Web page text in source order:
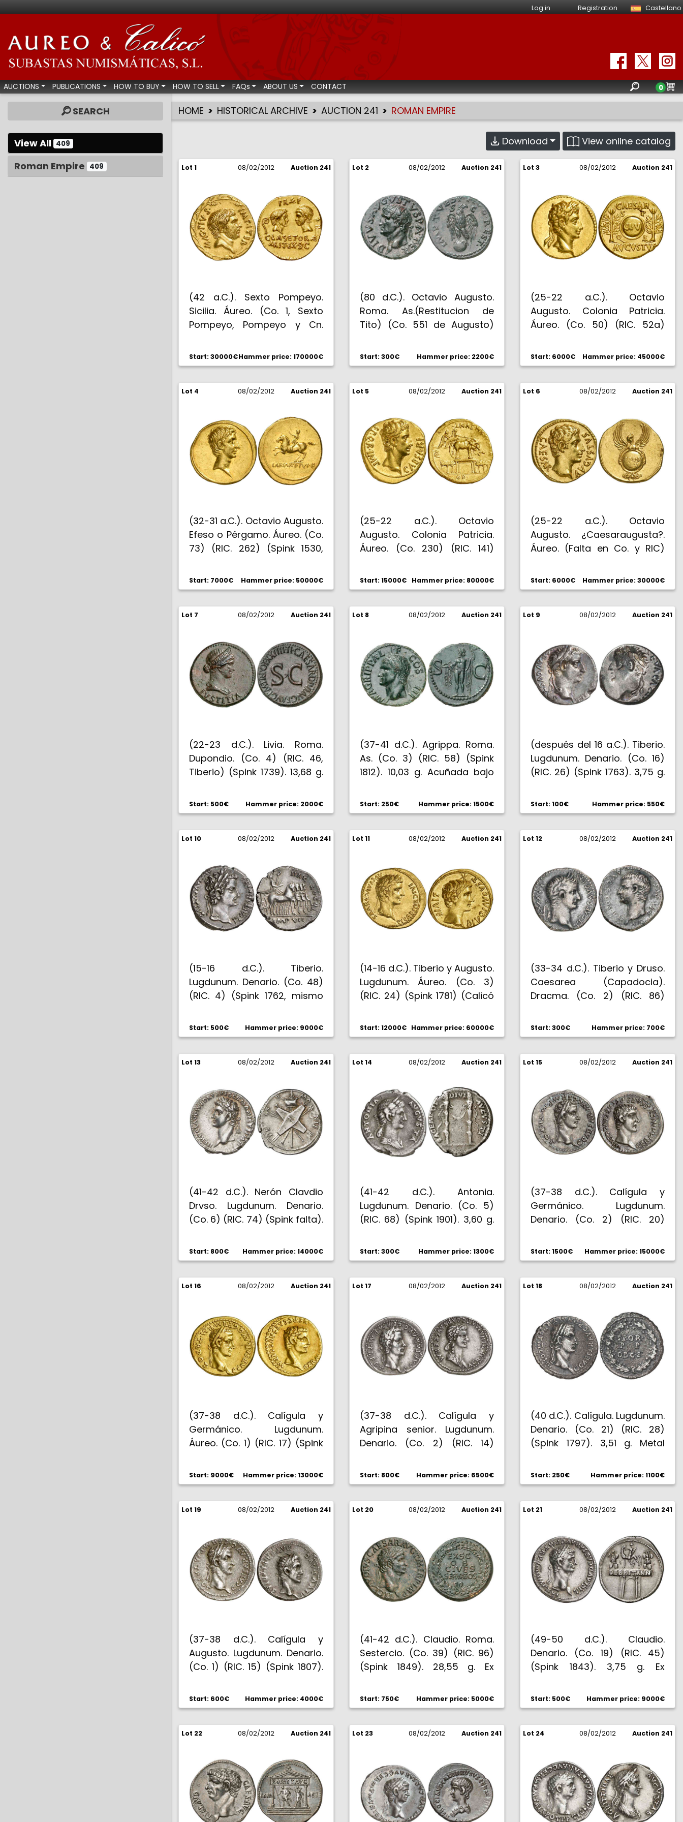
Log in Registration Castellano
Aureo & Calicó - Numismatic auctions
AUCTIONS PUBLICATIONS HOW TO BUY HOW TO SELL FAQs ABOUT US CONTACT 0
SEARCH
View All 409
Roman Empire 409
HOME HISTORICAL ARCHIVE AUCTION 241 ROMAN EMPIRE
Download View online catalog
Lot 1 08/02/2012 Auction 241
(42 a.C.). Sexto Pompeyo.
Sicilia. Áureo. (Co. 1, Sexto
Pompeyo, Pompeyo y Cn.
(Calicó 71). 7,95 g. Muy bella.
Rarísima. EBC+.
Start: 30000€Hammer price: 170000€
Lot 2 08/02/2012 Auction 241
(80 d.C.). Octavio Augusto.
Roma. As.(Restitucion de
Tito) (Co. 551 de Augusto)
Pátina verde oscuro. Muy
bella. EBC.
Start: 300€ Hammer price: 2200€
Lot 3 08/02/2012 Auction 241
(25-22 a.C.). Octavio
Augusto. Colonia Patricia.
Áureo. (Co. 50) (RIC. 52a)
7,73 g. Rara. EBC/EBC-.
Start: 6000€ Hammer price: 45000€
Lot 4 08/02/2012 Auction 241
(32-31 a.C.). Octavio Augusto.
Efeso o Pérgamo. Áureo. (Co.
73) (RIC. 262) (Spink 1530,
187). 7,66 g. Ex NFA 11/90 #318.
Bella. Rara. EBC.
Start: 7000€ Hammer price: 50000€
Lot 5 08/02/2012 Auction 241
(25-22 a.C.). Octavio
Augusto. Colonia Patricia.
Áureo. (Co. 230) (RIC. 141)
7,83 g. Bella. Rarísima. EBC.
Start: 15000€ Hammer price: 80000€
Lot 6 08/02/2012 Auction 241
(25-22 a.C.). Octavio
Augusto. ¿Caesaraugusta?.
Áureo. (Falta en Co. y RIC)
Rara. EBC+/EBC-.
Start: 6000€ Hammer price: 30000€
Lot 7 08/02/2012 Auction 241
(22-23 d.C.). Livia. Roma.
Dupondio. (Co. 4) (RIC. 46,
Tiberio) (Spink 1739). 13,68 g.
escasa. EBC.
Start: 500€ Hammer price: 2000€
Lot 8 08/02/2012 Auction 241
(37-41 d.C.). Agrippa. Roma.
As. (Co. 3) (RIC. 58) (Spink
1812). 10,03 g. Acuñada bajo
oscuro. Bella. EBC.
Start: 250€ Hammer price: 1500€
Lot 9 08/02/2012 Auction 241
(después del 16 a.C.). Tiberio.
Lugdunum. Denario. (Co. 16)
(RIC. 26) (Spink 1763). 3,75 g.
Start: 100€ Hammer price: 550€
Lot 10 08/02/2012 Auction 241
(15-16 d.C.). Tiberio.
Lugdunum. Denario. (Co. 48)
(RIC. 4) (Spink 1762, mismo
8/95 #724, Ex NFA XX #95, Ex
colección E. P. Nicholas 3/83
#120, Ex colección Mazzini
#48. Bellísima. S/C-.
Start: 500€ Hammer price: 9000€
Lot 11 08/02/2012 Auction 241
(14-16 d.C.). Tiberio y Augusto.
Lugdunum. Áureo. (Co. 3)
(RIC. 24) (Spink 1781) (Calicó
rara. EBC+.
Start: 12000€ Hammer price: 60000€
Lot 12 08/02/2012 Auction 241
(33-34 d.C.). Tiberio y Druso.
Caesarea (Capadocia).
Dracma. (Co. 2) (RIC. 86)
MBC+.
Start: 300€ Hammer price: 700€
Lot 13 08/02/2012 Auction 241
(41-42 d.C.). Nerón Clavdio
Drvso. Lugdunum. Denario.
(Co. 6) (RIC. 74) (Spink falta).
Claudio. Preciosa pátina.
Rara. EBC.
Start: 800€ Hammer price: 14000€
Lot 14 08/02/2012 Auction 241
(41-42 d.C.). Antonia.
Lugdunum. Denario. (Co. 5)
(RIC. 68) (Spink 1901). 3,60 g.
MBC.
Start: 300€ Hammer price: 1300€
Lot 15 08/02/2012 Auction 241
(37-38 d.C.). Calígula y
Germánico. Lugdunum.
Denario. (Co. 2) (RIC. 20)
2/00 #237. Muy bella. Pátina
muy atractiva. Rara. EBC+.
Start: 1500€ Hammer price: 15000€
Lot 16 08/02/2012 Auction 241
(37-38 d.C.). Calígula y
Germánico. Lugdunum.
Áureo. (Co. 1) (RIC. 17) (Spink
Bella pátina anaranjada. Muy
rara. MBC+.
Start: 9000€ Hammer price: 13000€
Lot 17 08/02/2012 Auction 241
(37-38 d.C.). Calígula y
Agripina senior. Lugdunum.
Denario. (Co. 2) (RIC. 14)
EBC-.
Start: 800€ Hammer price: 6500€
Lot 18 08/02/2012 Auction 241
(40 d.C.). Calígula. Lugdunum.
Denario. (Co. 21) (RIC. 28)
(Spink 1797). 3,51 g. Metal
Start: 250€ Hammer price: 1100€
Lot 19 08/02/2012 Auction 241
(37-38 d.C.). Calígula y
Augusto. Lugdunum. Denario.
(Co. 1) (RIC. 15) (Spink 1807).
EBC-/MBC+.
Start: 600€ Hammer price: 4000€
Lot 20 08/02/2012 Auction 241
(41-42 d.C.). Claudio. Roma.
Sestercio. (Co. 39) (RIC. 96)
(Spink 1849). 28,55 g. Ex
#209, Ex Bourgey 12/13 #70.
Bellísima. EBC+.
Start: 750€ Hammer price: 5000€
Lot 21 08/02/2012 Auction 241
(49-50 d.C.). Claudio.
Denario. (Co. 19) (RIC. 45)
(Spink 1843). 3,75 g. Ex
#207, Ex Bank Leu 5/79 #203.
Suave pátina. Muy bella. Rara.
EBC.
Start: 500€ Hammer price: 9000€
Lot 22 08/02/2012 Auction 241 Lot 23 08/02/2012 Auction 241 Lot 24 08/02/2012 Auction 241